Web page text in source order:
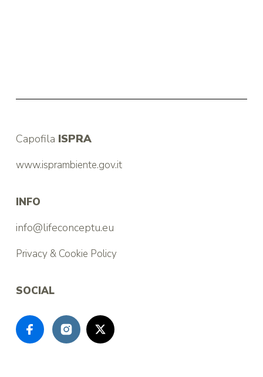
Capofila ISPRA
www.isprambiente.gov.it
INFO
info@lifeconceptu.eu
Privacy & Cookie Policy
SOCIAL